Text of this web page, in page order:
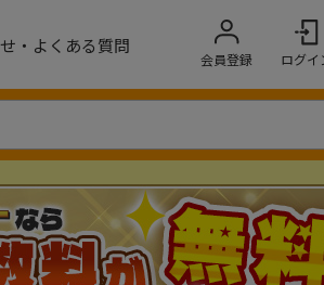
・よくある質問
会員登録 ログイ